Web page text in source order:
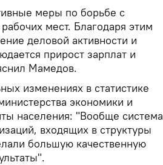
меры по борьбе с
мест. Благодаря этим
деловой активности и
прирост зарплат и
Мамедов.
изменениях в статистике
экономики и
населения: "Вообще система
входящих в структуры
большую качественную